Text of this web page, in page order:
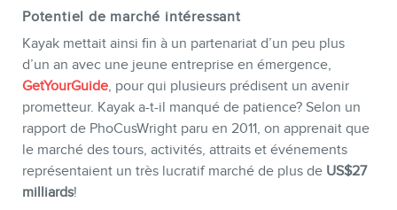
Potentiel de marché intéressant
Kayak mettait ainsi fin à un partenariat d’un peu plus
d’un an avec une jeune entreprise en émergence,
GetYourGuide, pour qui plusieurs prédisent un avenir
prometteur. Kayak a-t-il manqué de patience? Selon un
rapport de PhoCusWright paru en 2011, on apprenait que
le marché des tours, activités, attraits et événements
représentaient un très lucratif marché de plus de US$27
milliards!